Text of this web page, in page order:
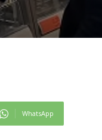
WhatsApp